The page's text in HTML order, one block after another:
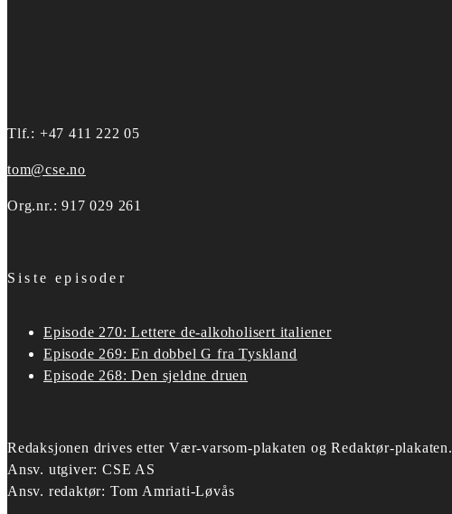
Tlf.: +47 411 222 05
tom@cse.no
Org.nr.: 917 029 261
Siste episoder
Episode 270: Lettere de-alkoholisert italiener
Episode 269: En dobbel G fra Tyskland
Episode 268: Den sjeldne druen
Redaksjonen drives etter Vær-varsom-plakaten og Redaktør-plakaten.
Ansv. utgiver: CSE AS
Ansv. redaktør: Tom Amriati-Løvås